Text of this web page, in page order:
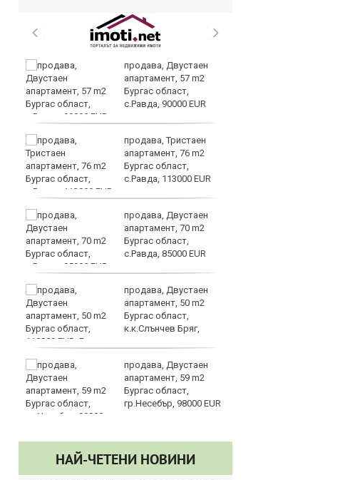
продава, Двустаен
апартамент, 57 m2
Бургас област,
с.Равда, 90000 EUR
продава, Тристаен
апартамент, 76 m2
Бургас област,
с.Равда, 113000 EUR
продава, Двустаен
апартамент, 70 m2
Бургас област,
с.Равда, 85000 EUR
продава, Двустаен
апартамент, 50 m2
Бургас област,
к.к.Слънчев Бряг,
118000 EUR
продава, Двустаен
апартамент, 59 m2
Бургас област,
гр.Несебър, 98000 EUR
НАЙ-ЧЕТЕНИ НОВИНИ